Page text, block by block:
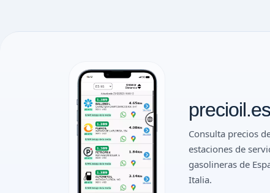
precioil.es
Consulta precios
estaciones de
gasolineras de
Italia.